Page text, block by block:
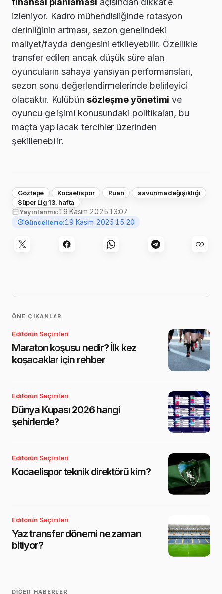
finansal planlaması açısından dikkatle
izleniyor. Kadro mühendisliğinde rotasyon
derinliğinin artması, sezon genelindeki
maliyet/fayda dengesini etkileyebilir. Özellikle
transfer edilen ancak düşük süre alan
oyuncuların sahaya yansıyan performansları,
sezon sonu değerlendirmelerinde belirleyici
olacaktır. Kulübün sözleşme yönetimi ve
oyuncu gelişimi konusundaki politikaları, bu
maçta yapılacak tercihler üzerinden
şekillenebilir.
Göztepe Kocaelispor Ruan
savunma değişikliği
Süper Lig 13. hafta
Yayınlanma:19 Kasım 2025 13:07
Güncelleme:19 Kasım 2025 15:20
ÖNE ÇIKANLAR
Editörün Seçimleri
Maraton koşusu nedir? İlk kez
koşacaklar için rehber
Editörün Seçimleri
Dünya Kupası 2026 hangi
şehirlerde?
Editörün Seçimleri
Kocaelispor teknik direktörü kim?
Editörün Seçimleri
Yaz transfer dönemi ne zaman
bitiyor?
DIĞER HABERLER